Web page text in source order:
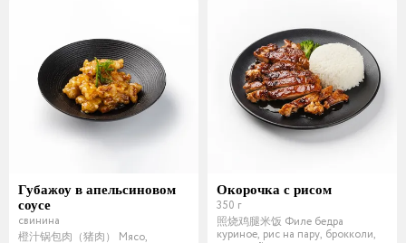
Губажоу в апельсиновом
соусе
свинина
橙汁锅包肉（猪肉） Мясо,
Окорочка с рисом
350 г
照烧鸡腿米饭 Филе бедра
куриное, рис на пару, брокколи,